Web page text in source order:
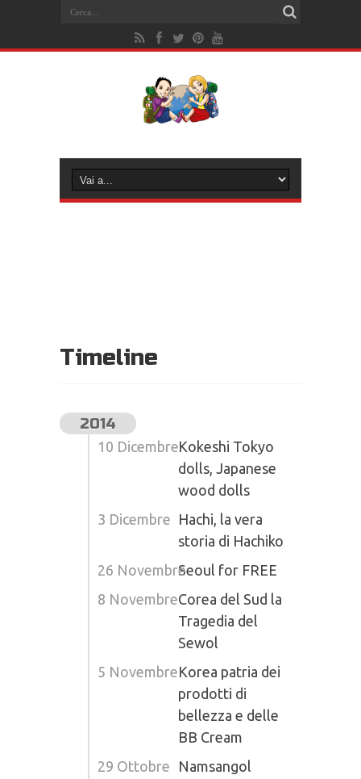
Timeline
2014
10 DicembreKokeshi Tokyo
dolls, Japanese
wood dolls
3 Dicembre Hachi, la vera
storia di Hachiko
26 NovembreSeoul for FREE
8 NovembreCorea del Sud la
Tragedia del
Sewol
5 NovembreKorea patria dei
prodotti di
bellezza e delle
BB Cream
29 Ottobre
Namsangol